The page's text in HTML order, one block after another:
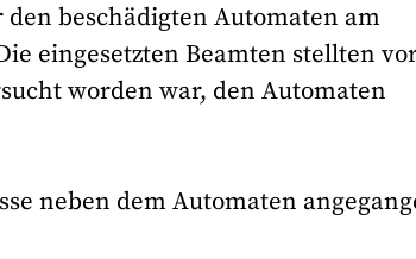
beschädigten Automaten am
eingesetzten Beamten stellten
worden war, den Automaten
neben dem Automaten